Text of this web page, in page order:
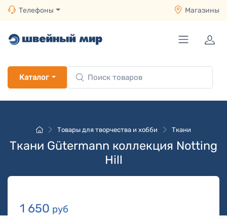
Телефоны Магазины
Каталог
Товары для творчества и хобби Ткани
Ткани Gütermann коллекция Notting
Hill
1 650 руб